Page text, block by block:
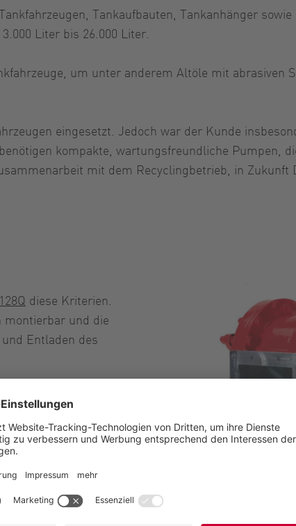
Tankaufbauten, Tankanhänger
Liter bis 26.000 Liter.
um unter anderem Altöle mit abrasiven
eingesetzt. Jedoch war der Kunde
kompakte, wartungsfreundliche Pumpen,
mit dem Recyclingbetrieb, in Zukunft
diese Kriterien.
montierbar und die
Entladen des
für den